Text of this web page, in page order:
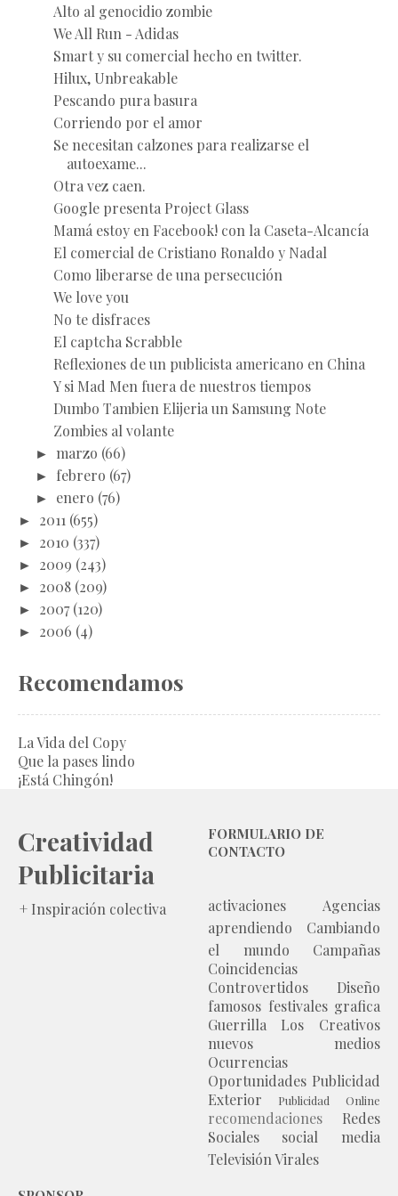
Alto al genocidio zombie
We All Run - Adidas
Smart y su comercial hecho en twitter.
Hilux, Unbreakable
Pescando pura basura
Corriendo por el amor
Se necesitan calzones para realizarse el
autoexame...
Otra vez caen.
Google presenta Project Glass
Mamá estoy en Facebook! con la Caseta-Alcancía
El comercial de Cristiano Ronaldo y Nadal
Como liberarse de una persecución
We love you
No te disfraces
El captcha Scrabble
Reflexiones de un publicista americano en China
Y si Mad Men fuera de nuestros tiempos
Dumbo Tambien Elijeria un Samsung Note
Zombies al volante
► marzo (66)
► febrero (67)
► enero (76)
► 2011 (655)
► 2010 (337)
► 2009 (243)
► 2008 (209)
► 2007 (120)
► 2006 (4)
Recomendamos
La Vida del Copy
Que la pases lindo
¡Está Chingón!
Creatividad
Publicitaria
+ Inspiración colectiva
FORMULARIO DE
CONTACTO
activaciones
Agencias
aprendiendo
Cambiando
el mundo
Campañas
Coincidencias
Controvertidos
Diseño
famosos festivales grafica
Guerrilla
Los Creativos
nuevos medios
Ocurrencias
Oportunidades Publicidad
Exterior
Publicidad Online
recomendaciones
Redes
Sociales
social media
TelevisiónVirales